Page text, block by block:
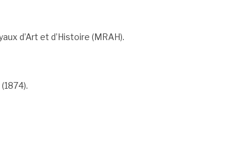
d’Art et d’Histoire (MRAH).